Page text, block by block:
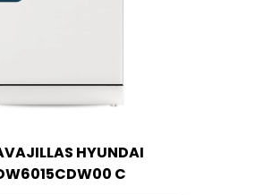
HYUNDAI
C